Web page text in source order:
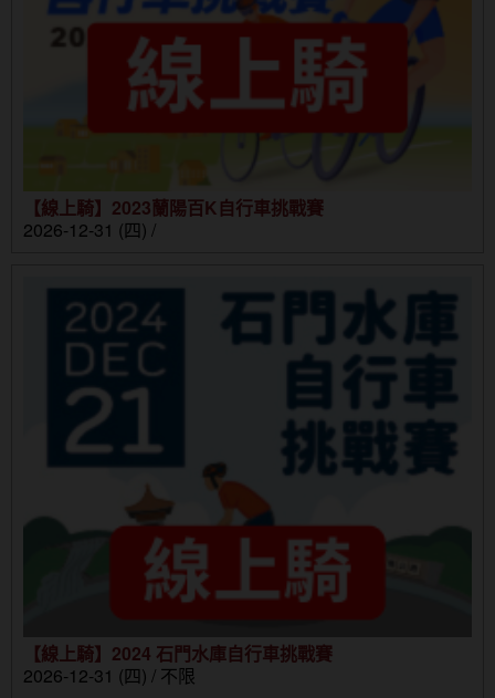
【線上騎】2023蘭陽百K自行車挑戰賽
2026-12-31 (四) /
【線上騎】2024 石門水庫自行車挑戰賽
2026-12-31 (四) / 不限